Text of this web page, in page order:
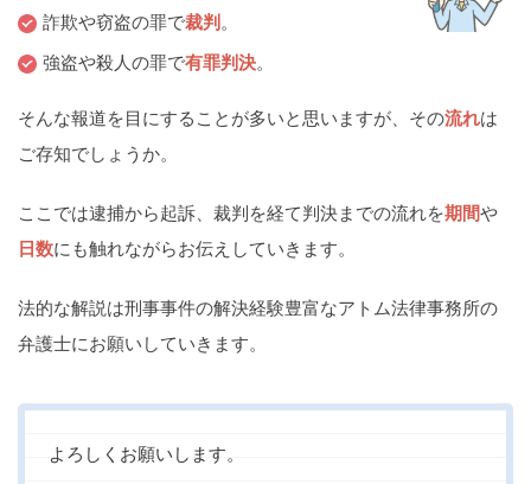
徳島 香川 高知
九州・沖縄
沖縄
相談内容から探す
窃盗 詐欺
詐欺や窃盗の罪で裁判 。
強盗や殺人の罪で有罪判決。
そんな報道を目にすることが多いと思いますが、その流れは
ご存知でしょうか。
ここでは逮捕から起訴、裁判を経て判決までの流れを期間や
日数にも触れながらお伝えしていきます。
法的な解説は刑事事件の解決経験豊富なアトム法律事務所の
弁護士にお願いしていきます。
よろしくお願いします。